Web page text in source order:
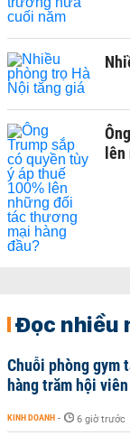
lên
Đọc nhiều
Chuỗi phòng gym
hàng trăm hội
KINH DOANH - 6 giờ trước